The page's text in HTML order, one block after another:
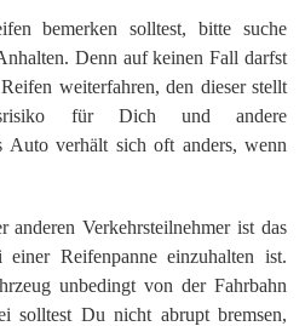
bemerken solltest, bitte suche
Denn auf keinen Fall darfst
weiterfahren, den dieser stellt
für Dich und andere
Auto verhält sich oft anders, wenn
Verkehrsteilnehmer ist das
Reifenpanne einzuhalten ist.
unbedingt von der Fahrbahn
solltest Du nicht abrupt bremsen,